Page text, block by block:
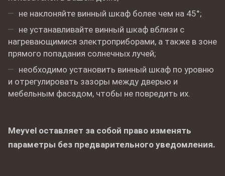
не наклоняйте винный шкаф более чем на 45°;
не устанавливайте винный шкаф вблизи с
нагревающимися электроприборами, а также в зоне
прямого попадания солнечных лучей;
необходимо установить винный шкаф по уровню
и отрегулировать зазоры между дверью и
мебельным фасадом, чтобы не повредить их.
Meyvel оставляет за собой право изменять
параметры без предварительного уведомления.